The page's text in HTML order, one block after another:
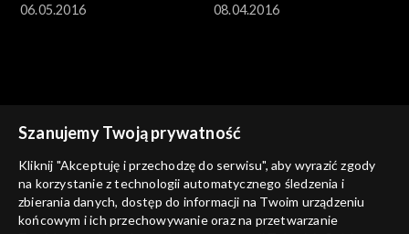
06.05.2016
08.04.2016
01.04.2016
25.03.2016
Szanujemy Twoją prywatność
Kliknij "Akceptuję i przechodzę do serwisu", aby wyrazić zgody
na korzystanie z technologii automatycznego śledzenia i
zbierania danych, dostęp do informacji na Twoim urządzeniu
końcowym i ich przechowywanie oraz na przetwarzanie